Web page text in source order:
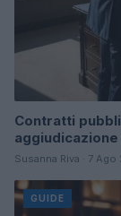
Contratti
aggiudicazione
Susanna Riva · 7
GUIDE